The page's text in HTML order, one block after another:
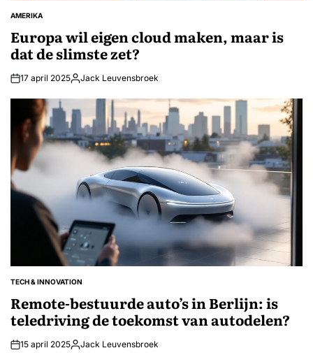
GEPLAATST
AMERIKA
Europa wil eigen cloud maken, maar is
dat de slimste zet?
17 april 2025Geplaatst
Jack Leuvensbroek
GEPLAATST
TECH & INNOVATION
Remote-bestuurde auto’s in Berlijn: is
teledriving de toekomst van autodelen?
15 april 2025Geplaatst
Jack Leuvensbroek